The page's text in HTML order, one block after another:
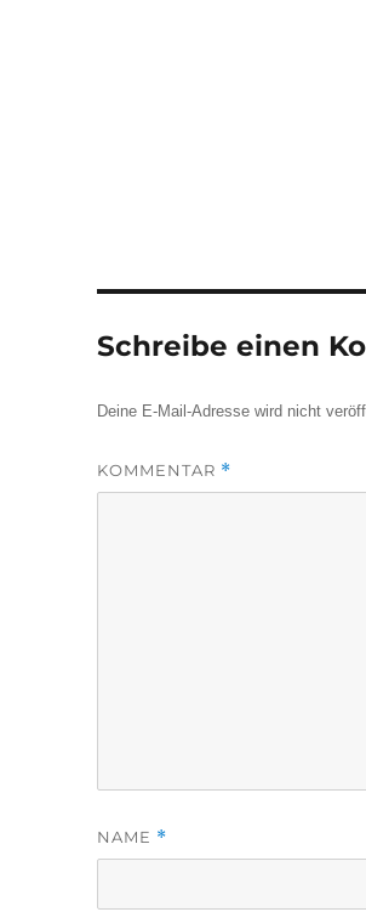
Schreibe einen
Deine E-Mail-Adresse wird nicht
KOMMENTAR *
NAME *